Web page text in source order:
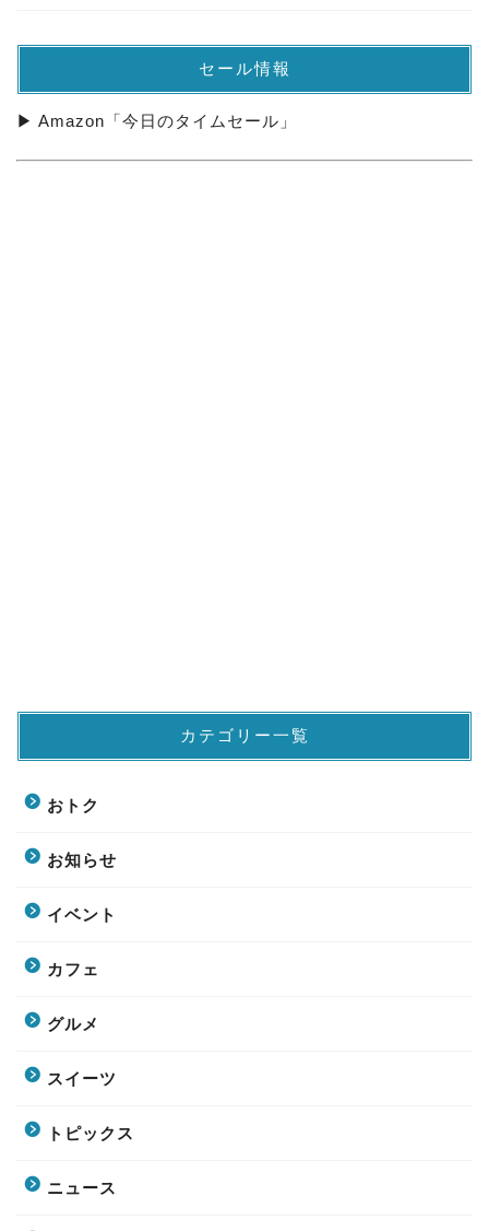
セール情報
▶ Amazon「今日のタイムセール」
カテゴリー一覧
おトク
お知らせ
イベント
カフェ
グルメ
スイーツ
トピックス
ニュース